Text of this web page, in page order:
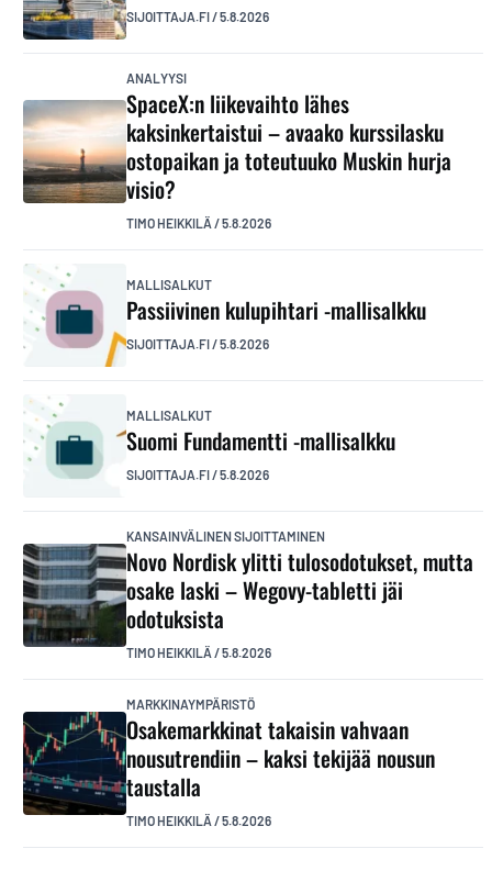
SIJOITTAJA.FI/5.8.2026
ANALYYSI
SpaceX:n liikevaihto lähes
kaksinkertaistui – avaako kurssilasku
ostopaikan ja toteutuuko Muskin hurja
visio?
TIMO HEIKKILÄ /5.8.2026
MALLISALKUT
Passiivinen kulupihtari -mallisalkku
SIJOITTAJA.FI/5.8.2026
MALLISALKUT
Suomi Fundamentti -mallisalkku
SIJOITTAJA.FI/5.8.2026
KANSAINVÄLINEN SIJOITTAMINEN
Novo Nordisk ylitti tulosodotukset, mutta
osake laski – Wegovy-tabletti jäi
odotuksista
TIMO HEIKKILÄ /5.8.2026
MARKKINAYMPÄRISTÖ
Osakemarkkinat takaisin vahvaan
nousutrendiin – kaksi tekijää nousun
taustalla
TIMO HEIKKILÄ /5.8.2026